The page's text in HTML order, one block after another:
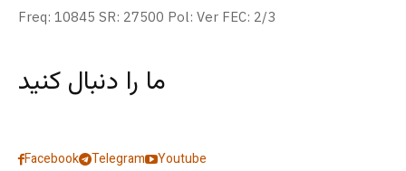
Freq: 10845 SR: 27500 Pol: Ver FEC: 2/3
ما را دنبال کنید
Facebook Telegram
Youtube